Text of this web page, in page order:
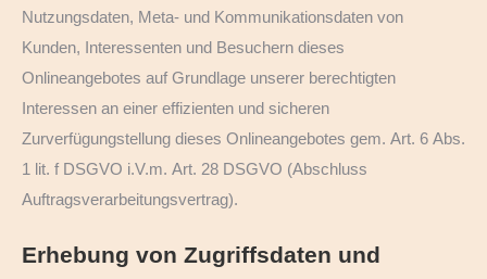
Nutzungsdaten, Meta- und Kommunikationsdaten von
Kunden, Interessenten und Besuchern dieses
Onlineangebotes auf Grundlage unserer berechtigten
Interessen an einer effizienten und sicheren
Zurverfügungstellung dieses Onlineangebotes gem. Art. 6 Abs.
1 lit. f DSGVO i.V.m. Art. 28 DSGVO (Abschluss
Auftragsverarbeitungsvertrag).
Erhebung von Zugriffsdaten und